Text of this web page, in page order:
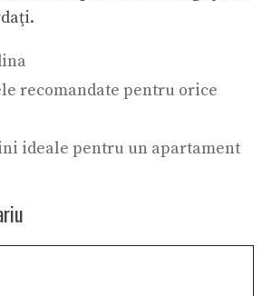
recomandate pentru orice
ideale pentru un apartament